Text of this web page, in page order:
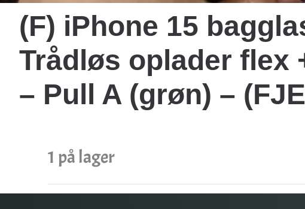
(F) iPhone 15
Trådløs oplader flex
– Pull A (grøn) –
1 på lager